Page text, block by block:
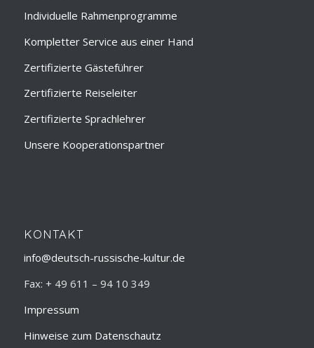
Individuelle Rahmenprogramme
Kompletter Service aus einer Hand
Zertifizierte Gästeführer
Zertifizierte Reiseleiter
Zertifizierte Sprachlehrer
Unsere Kooperationspartner
KONTAKT
info@deutsch-russische-kultur.de
Fax: + 49 611 – 94 10 349
Impressum
Hinweise zum Datenschautz